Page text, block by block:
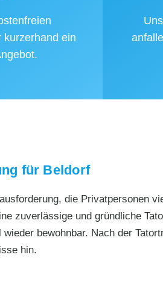
kurzerhand ein
für Beldorf
die Privatpersonen
zuverlässige und gründliche
bewohnbar. Nach der
hin.